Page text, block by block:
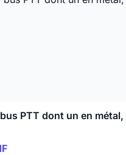
PTT dont un en